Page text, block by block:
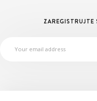
ZAREGISTRUJTE